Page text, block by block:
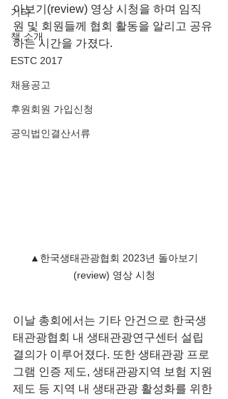
기타
책 소개
ESTC 2017
채용공고
후원회원 가입신청
공익법인결산서류
아보기(review) 영상 시청을 하며 임직
원 및 회원들께 협회 활동을 알리고 공유
하는 시간을 가졌다.
▲한국생태관광협회 2023년 돌아보기
(review) 영상 시청
이날 총회에서는 기타 안건으로 한국생
태관광협회 내 생태관광연구센터 설립
결의가 이루어졌다. 또한 생태관광 프로
그램 인증 제도, 생태관광지역 보험 지원
제도 등 지역 내 생태관광 활성화를 위한